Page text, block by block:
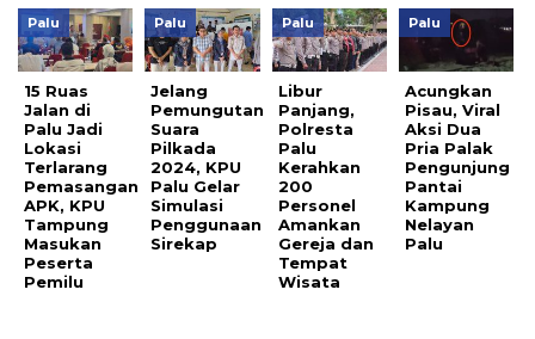
Palu
15 Ruas
Jalan di
Palu Jadi
Lokasi
Terlarang
Pemasangan
APK, KPU
Tampung
Masukan
Peserta
Pemilu
Palu
Jelang
Pemungutan
Suara
Pilkada
2024, KPU
Palu Gelar
Simulasi
Penggunaan
Sirekap
Palu
Libur
Panjang,
Polresta
Palu
Kerahkan
200
Personel
Amankan
Gereja dan
Tempat
Wisata
Palu
Acungkan
Pisau, Viral
Aksi Dua
Pria Palak
Pengunjung
Pantai
Kampung
Nelayan
Palu